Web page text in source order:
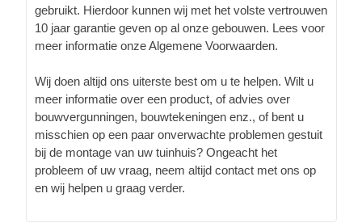
gebruikt. Hierdoor kunnen wij met het volste vertrouwen
10 jaar garantie geven op al onze gebouwen. Lees voor
meer informatie onze Algemene Voorwaarden.
Wij doen altijd ons uiterste best om u te helpen. Wilt u
meer informatie over een product, of advies over
bouwvergunningen, bouwtekeningen enz., of bent u
misschien op een paar onverwachte problemen gestuit
bij de montage van uw tuinhuis? Ongeacht het
probleem of uw vraag, neem altijd contact met ons op
en wij helpen u graag verder.